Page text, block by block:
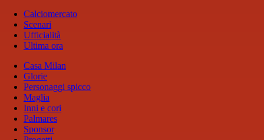
Calciomercato
Scenari
Ufficialità
Ultima ora
Casa Milan
Glorie
Personaggi spicco
Maglia
Inni e cori
Palmares
Sponsor